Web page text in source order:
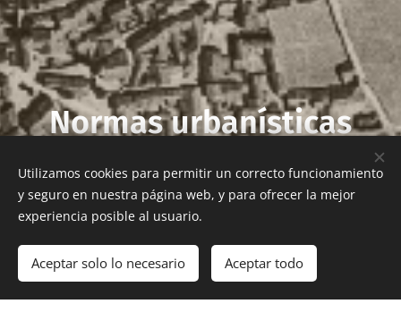
Normasurbanísticas
municipales
Utilizamos cookies para permitir un correcto funcionamiento
y seguro en nuestra página web, y para ofrecer la mejor
experiencia posible al usuario.
Aceptar solo lo necesario Aceptar todo